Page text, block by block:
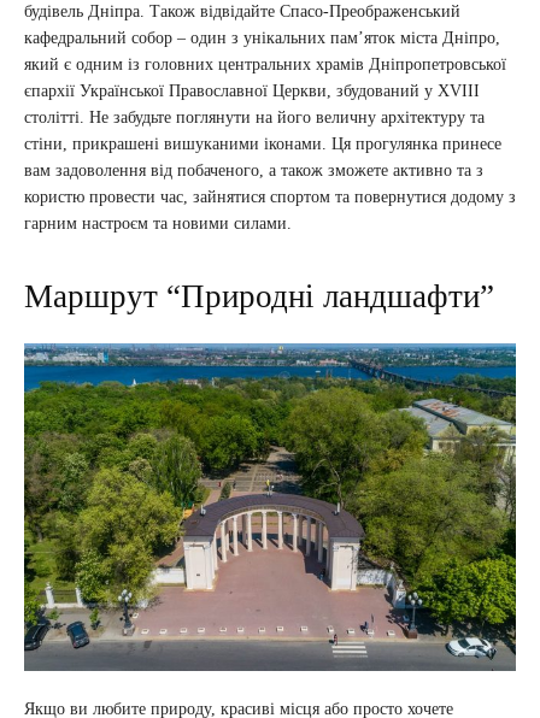
будівель Дніпра. Також відвідайте Спасо-Преображенський
кафедральний собор – один з унікальних пам’яток міста Дніпро,
який є одним із головних центральних храмів Дніпропетровської
єпархії Української Православної Церкви, збудований у XVIII
столітті. Не забудьте поглянути на його величну архітектуру та
стіни, прикрашені вишуканими іконами. Ця прогулянка принесе
вам задоволення від побаченого, а також зможете активно та з
користю провести час, зайнятися спортом та повернутися додому з
гарним настроєм та новими силами.
Маршрут “Природні ландшафти”
Якщо ви любите природу, красиві місця або просто хочете